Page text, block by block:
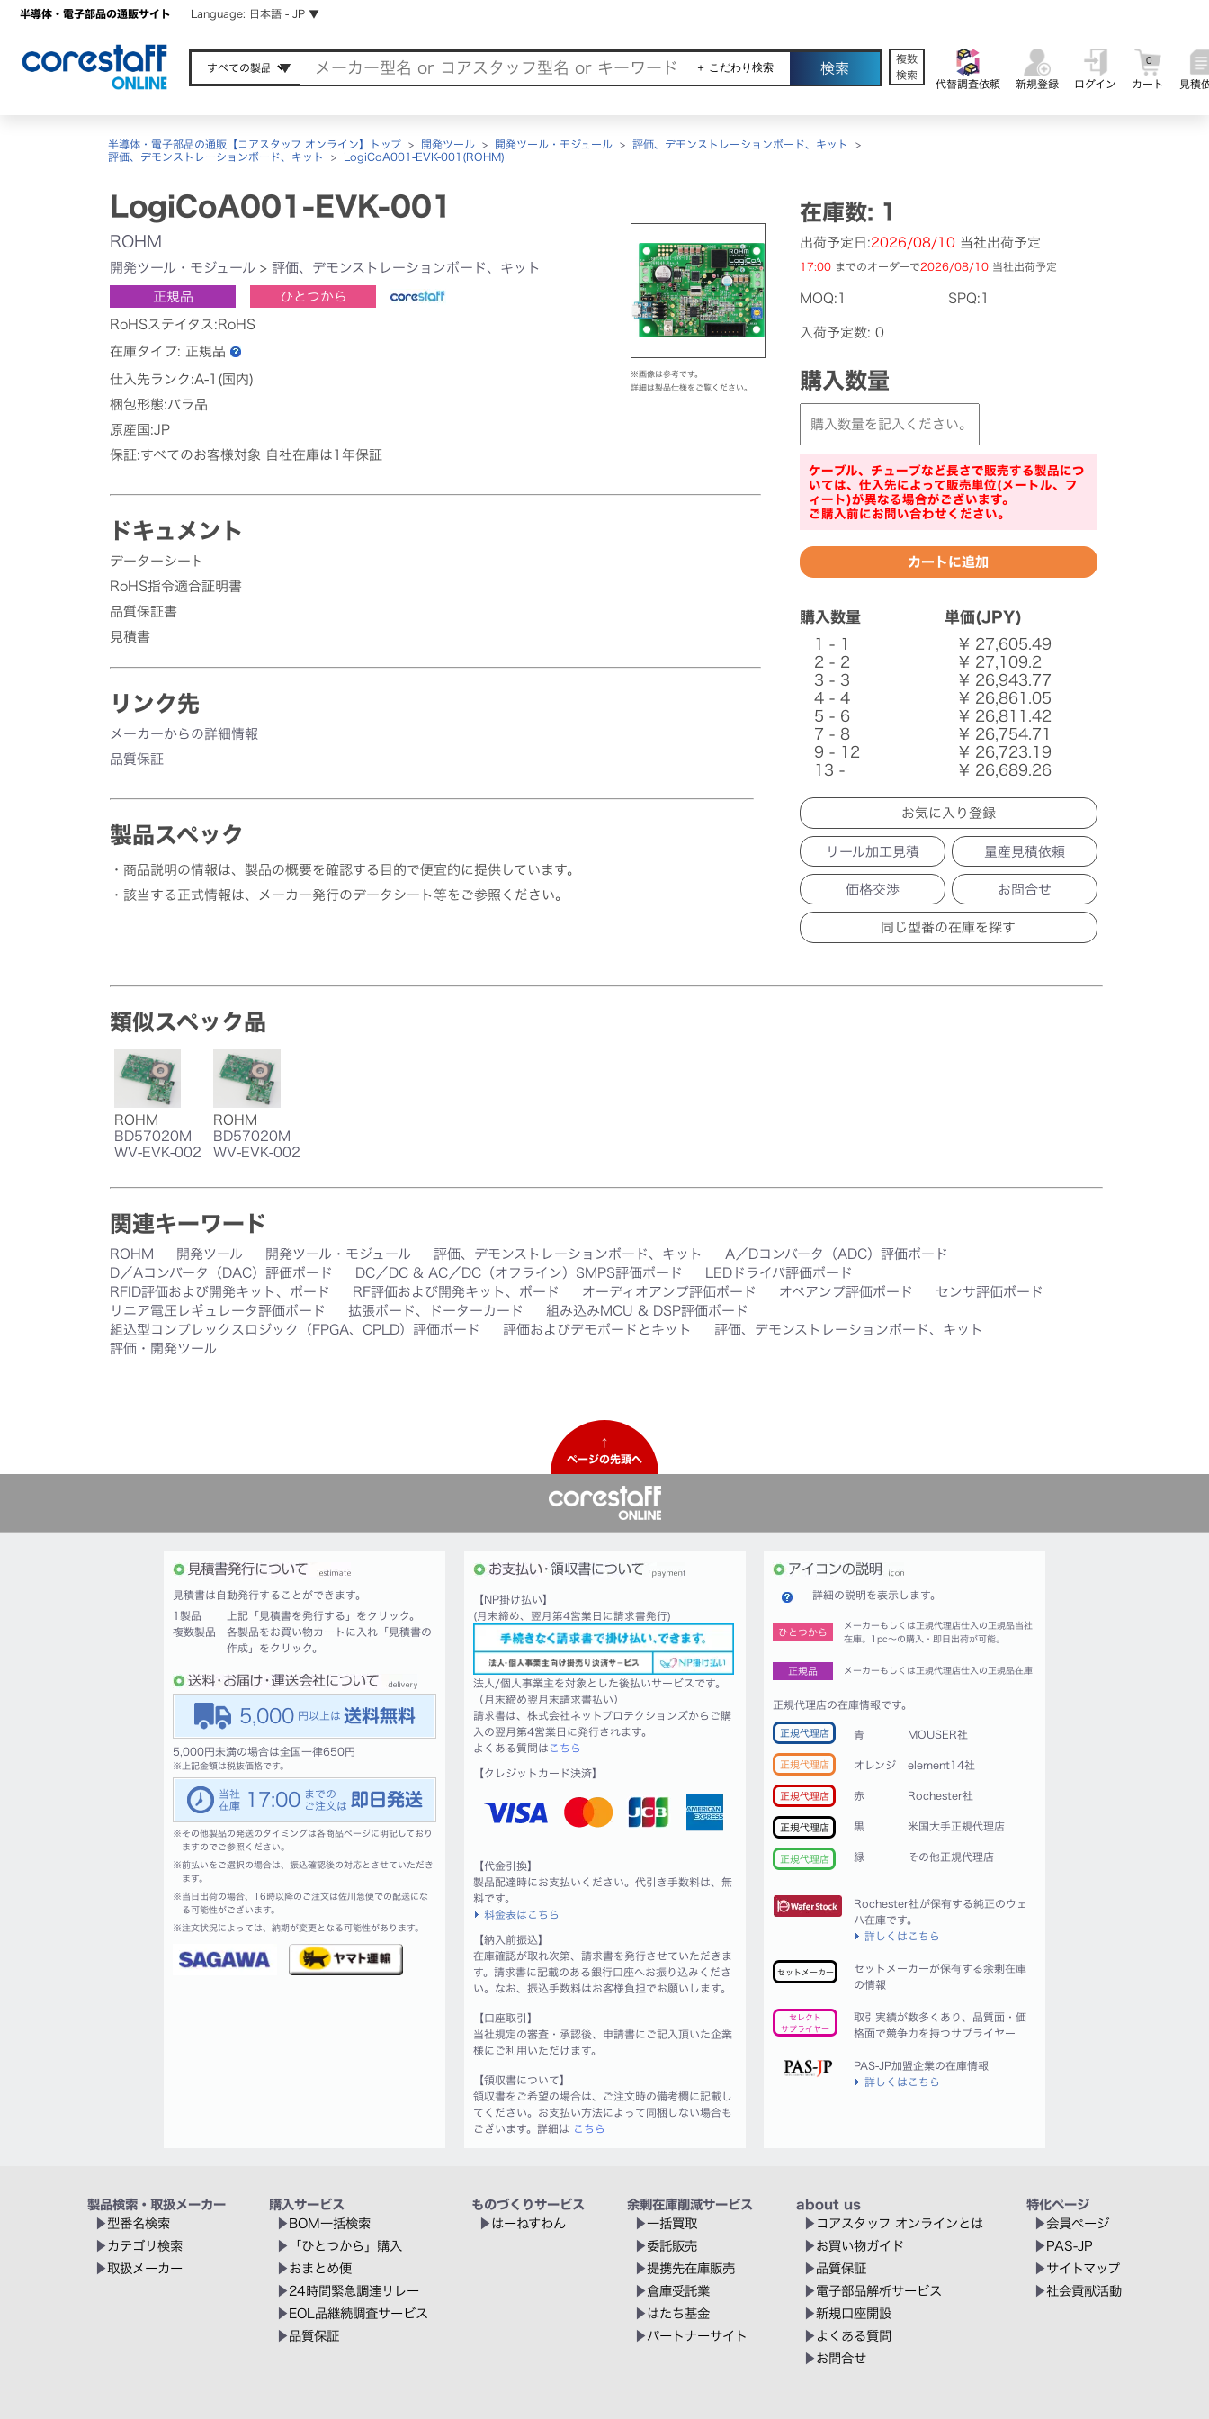
半導体・電子部品の通販サイト Language: 日本語 - JP ▼
＋ こだわり検索
複数
検索
代替調査依頼
新規登録 ログイン カート
0
見積
半導体・電子部品の通販【コアスタッフ オンライン】トップ > 開発ツール > 開発ツール・モジュール > 評価、デモンストレーションボード、キット
>
評価、デモンストレーションボード、キット
> LogiCoA001-EVK-001(ROHM)
LogiCoA001-EVK-001
ROHM
開発ツール・モジュール > 評価、デモンストレーションボード、キット
正規品 ひとつから
RoHSステイタス:RoHS
在庫タイプ: 正規品
仕入先ランク:A-1(国内)
梱包形態:バラ品
原産国:JP
保証:すべてのお客様対象 自社在庫は1年保証
※画像は参考です。
詳細は製品仕様をご覧ください。
ドキュメント
データーシート
RoHS指令適合証明書
品質保証書
見積書
リンク先
メーカーからの詳細情報
品質保証
製品スペック
・商品説明の情報は、製品の概要を確認する目的で便宜的に提供しています。
・該当する正式情報は、メーカー発行のデータシート等をご参照ください。
在庫数: 1
出荷予定日:2026/08/10当社出荷予定
17:00までのオーダーで2026/08/10当社出荷予定
MOQ:1 SPQ:1
入荷予定数: 0
購入数量
ケーブル、チューブなど長さで販売する製品につ
いては、仕入先によって販売単位(メートル、フ
ィート)が異なる場合がございます。
ご購入前にお問い合わせください。
購入数量
単価(JPY)
1 - 1
¥ 27,605.49
2 - 2
¥ 27,109.2
3 - 3
¥ 26,943.77
4 - 4
¥ 26,861.05
5 - 6
¥ 26,811.42
7 - 8
¥ 26,754.71
9 - 12
¥ 26,723.19
13 -
¥ 26,689.26
リール加工見積 量産見積依頼
価格交渉 お問合せ
類似スペック品
ROHM
BD57020M
WV-EVK-002
ROHM
BD57020M
WV-EVK-002
関連キーワード
ROHM 開発ツール 開発ツール・モジュール 評価、デモンストレーションボード、キット
A／Dコンバータ（ADC）評価ボード
D／Aコンバータ（DAC）評価ボード
DC／DC & AC／DC（オフライン）SMPS評価ボード
LEDドライバ評価ボード
RFID評価および開発キット、ボード
RF評価および開発キット、ボード オーディオアンプ評価ボード オペアンプ評価ボード
センサ評価ボード
リニア電圧レギュレータ評価ボード
拡張ボード、ドーターカード
組み込みMCU & DSP評価ボード
組込型コンプレックスロジック（FPGA、CPLD）評価ボード
評価およびデモボードとキット
評価、デモンストレーションボード、キット
評価・開発ツール
↑
ページの先頭へ
見積書は自動発行することができます。
1製品
上記「見積書を発行する」をクリック。
複数製品
各製品をお買い物カートに入れ「見積書の
作成」をクリック。
5,000
5,000円未満の場合は全国一律650円
※ 上記金額は税抜価格です。
17:00
※その他製品の発送のタイミングは各商品ページに明記しており
ますのでご参照ください。
※前払いをご選択の場合は、振込確認後の対応とさせていただき
ます。
※ 当日出荷の場合、16時以降のご注文は佐川急便での配送にな
る可能性がございます。
※注文状況によっては、納期が変更となる可能性があります。
【NP掛け払い】
(月末締め、翌月第4営業日に請求書発行)
法人/個人事業主を対象とした後払いサービスです。
（月末締め翌月末請求書払い）
請求書は、株式会社ネットプロテクションズからご購
入の翌月第4営業日に発行されます。
よくある質問は こちら
【クレジットカード決済】
【代金引換】
製品配達時にお支払いください。代引き手数料は、無
料です。
料金表はこちら
【納入前振込】
在庫確認が取れ次第、請求書を発行させていただきま
す。請求書に記載のある銀行口座へお振り込みくださ
い。なお、振込手数料はお客様負担でお願いします。
【口座取引】
当社規定の審査・承認後、申請書にご記入頂いた企業
様にご利用いただけます。
【領収書について】
領収書をご希望の場合は、ご注文時の備考欄に記載し
てください。お支払い方法によって同梱しない場合も
ございます。詳細は こちら
詳細の説明を表示します。
ひとつから
メーカーもしくは正規代理店仕入の正規品当社
在庫。1pc〜の購入・即日出荷が可能。
正規品 メーカーもしくは正規代理店仕入の正規品在庫
正規代理店の在庫情報です。
正規代理店
正規代理店
正規代理店
正規代理店
正規代理店
青 MOUSER社
オレンジ element14社
赤 Rochester社
黒 米国大手正規代理店
緑 その他正規代理店
Rochester社が保有する純正のウェ
ハ在庫です。
詳しくはこちら
セットメーカー
セットメーカーが保有する余剰在庫
の情報
セレクト
サプライヤー
取引実績が数多くあり、品質面・価
格面で競争力を持つサプライヤー
PAS-JP加盟企業の在庫情報
詳しくはこちら
製品検索・取扱メーカー
型番名検索
カテゴリ検索
取扱メーカー
購入サービス
BOM一括検索
「ひとつから」購入
おまとめ便
24時間緊急調達リレー
EOL品継続調査サービス
品質保証
ものづくりサービス
はーねすわん
余剰在庫削減サービス
一括買取
委託販売
提携先在庫販売
倉庫受託業
はたち基金
パートナーサイト
about us
コアスタッフ オンラインとは
お買い物ガイド
品質保証
電子部品解析サービス
新規口座開設
よくある質問
お問合せ
特化ページ
会員ページ
PAS-JP
サイトマップ
社会貢献活動